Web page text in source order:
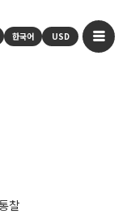
한국어 USD
찰